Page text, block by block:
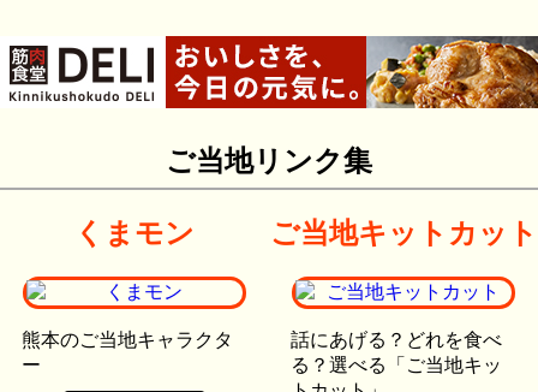
ご当地リンク集
くまモン
熊本のご当地キャラクタ
ー
ご当地キットカット
話にあげる？どれを食べ
る？選べる「ご当地キッ